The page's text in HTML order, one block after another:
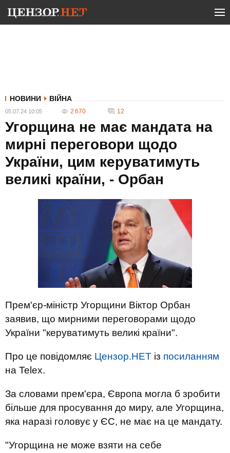
НОВИНИ ВІЙНА
05.07.24 10:05 2 670 12
Угорщина не має мандата на
мирні переговори щодо
України, цим керуватимуть
великі країни, - Орбан
Прем'єр-міністр Угорщини Віктор Орбан
заявив, що мирними переговорами щодо
України "керуватимуть великі країни".
Про це повідомляє Цензор.НЕТ із посиланням
на Telex.
За словами прем'єра, Європа могла б зробити
більше для просування до миру, але Угорщина,
яка наразі головує у ЄС, не має на це мандату.
"Угорщина не може взяти на себе